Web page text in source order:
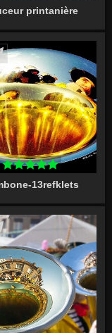
printanière
Écrire un commentaire
13refklets
Écrire un commentaire